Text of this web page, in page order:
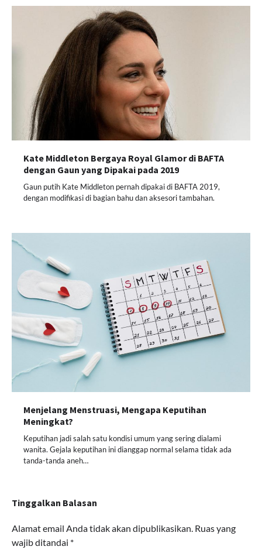
Kate Middleton Bergaya Royal Glamor di BAFTA
dengan Gaun yang Dipakai pada 2019
Gaun putih Kate Middleton pernah dipakai di BAFTA 2019,
dengan modifikasi di bagian bahu dan aksesori tambahan.
Menjelang Menstruasi, Mengapa Keputihan
Meningkat?
Keputihan jadi salah satu kondisi umum yang sering dialami
wanita. Gejala keputihan ini dianggap normal selama tidak ada
tanda-tanda aneh…
Tinggalkan Balasan
Alamat email Anda tidak akan dipublikasikan. Ruas yang
wajib ditandai *